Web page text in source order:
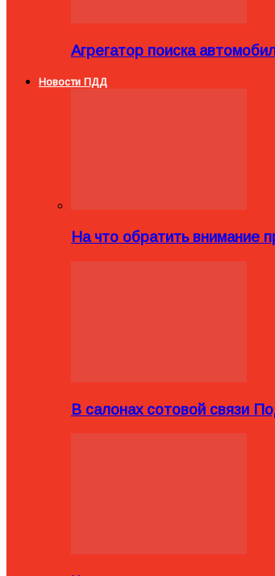
Агрегатор поиска
Новости ПДД
На что обратить внимание
В салонах сотовой связи